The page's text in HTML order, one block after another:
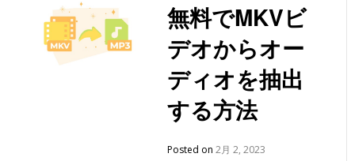
無料でMKVビ
デオからオー
ディオを抽出
する方法
Posted on 2月 2, 2023